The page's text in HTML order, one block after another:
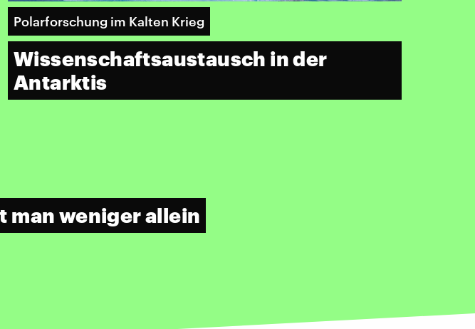
Polarforschung im Kalten Krieg
Wissenschaftsaustausch in der
Antarktis
man weniger allein